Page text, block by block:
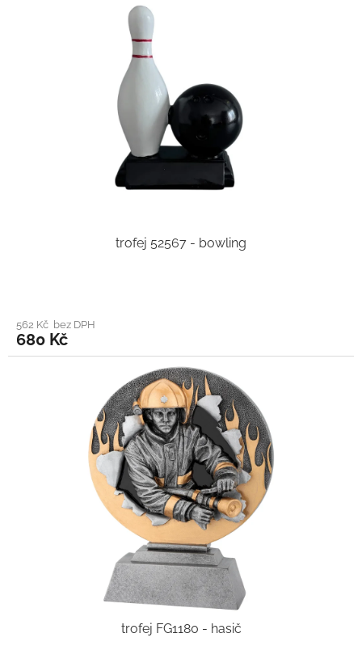
trofej 52567 - bowling
562 Kč bez DPH
680 Kč
trofej FG1180 - hasič